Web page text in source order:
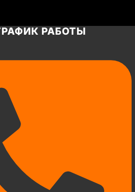
РАБОТЫ